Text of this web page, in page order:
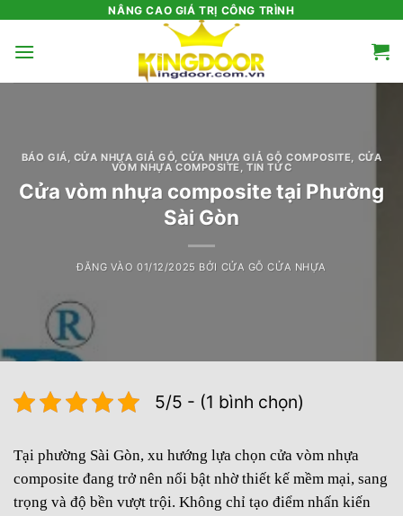
nội
NÂNG CAO GIÁ TRỊ CÔNG TRÌNH
BÁO GIÁ, CỬA NHỰA GIẢ GỖ,CỬA NHỰA GIẢ GỖ COMPOSITE, CỬA
VÒM NHỰA COMPOSITE,TIN TỨC
Cửa vòm nhựa composite tại Phường
Sài Gòn
ĐĂNG VÀO01/12/2025 BỞI CỬA GỖ CỬA NHỰA
5/5 - (1 bình chọn)
Tại phường Sài Gòn, xu hướng lựa chọn cửa vòm nhựa
composite đang trở nên nổi bật nhờ thiết kế mềm mại, sang
trọng và độ bền vượt trội. Không chỉ tạo điểm nhấn kiến